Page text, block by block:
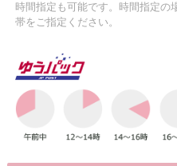
時間指定も可能です。時間指定の
帯をご指定ください。